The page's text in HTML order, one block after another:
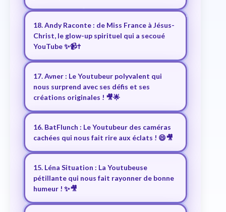
18. Andy Raconte : de Miss France à Jésus-
Christ, le glow-up spirituel qui a secoué
YouTube ✨📹✝️
17. Avner : Le Youtubeur polyvalent qui
nous surprend avec ses défis et ses
créations originales ! 🎥🌟
16. BatFlunch : Le Youtubeur des caméras
cachées qui nous fait rire aux éclats ! 😄🎥
15. Léna Situation : La Youtubeuse
pétillante qui nous fait rayonner de bonne
humeur ! ✨🎥